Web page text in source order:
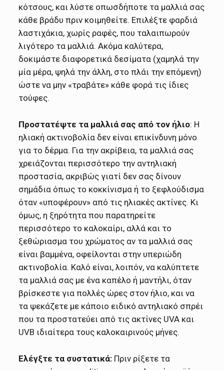
κότσους, και λύστε οπωσδήποτε τα μαλλιά σας
κάθε βράδυ πριν κοιμηθείτε. Επιλέξτε φαρδιά
λαστιχάκια, χωρίς ραφές, που ταλαιπωρούν
λιγότερο τα μαλλιά. Ακόμα καλύτερα,
δοκιμάστε διαφορετικά δεσίματα (χαμηλά την
μία μέρα, ψηλά την άλλη, στο πλάι την επόμενη)
ώστε να μην «τραβάτε» κάθε φορά τις ίδιες
τούφες.
Προστατέψτε τα μαλλιά σας από τον ήλιο: Η
ηλιακή ακτινοβολία δεν είναι επικίνδυνη μόνο
για το δέρμα. Για την ακρίβεια, τα μαλλιά σας
χρειάζονται περισσότερο την αντηλιακή
προστασία, ακριβώς γιατί δεν σας δίνουν
σημάδια όπως το κοκκίνισμα ή το ξεφλούδισμα
όταν «υποφέρουν» από τις ηλιακές ακτίνες. Κι
όμως, η ξηρότητα που παρατηρείτε
περισσότερο το καλοκαίρι, αλλά και το
ξεθώριασμα του χρώματος αν τα μαλλιά σας
είναι βαμμένα, οφείλονται στην υπεριώδη
ακτινοβολία. Καλό είναι, λοιπόν, να καλύπτετε
τα μαλλιά σας με ένα καπέλο ή μαντήλι, όταν
βρίσκεστε για πολλές ώρες στον ήλιο, και να
τα ψεκάζετε με κάποιο ειδικό αντηλιακό σπρέι
που τα προστατεύει από τις ακτίνες UVA και
UVB ιδιαίτερα τους καλοκαιρινούς μήνες.
Ελέγξτε τα συστατικά: Πριν ρίξετε τα